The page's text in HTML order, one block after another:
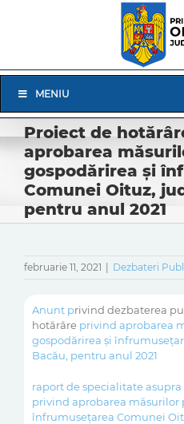
Navigation
MENIU
Proiect de
aprobarea
gospodărirea și
Comunei Oituz,
pentru anul 2021
februarie 11, 2021 Dezbateri
Anunt privind dezbaterea
hotărâre privind aprobarea
gospodărirea și
Bacău, pentru anul 2021
raport de specialitate
privind aprobarea măsurilor
înfrumusețarea Comunei